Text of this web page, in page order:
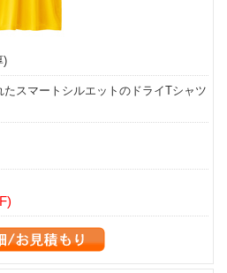
)
スマートシルエットのドライTシャツ